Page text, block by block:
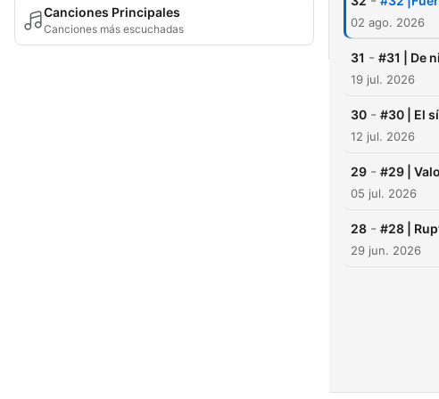
Canciones Principales
Canciones más escuchadas 02 ago. 2026
31 - #31 | De
19 jul. 2026
30 - #30 | El
12 jul. 2026
29 - #29 |
05 jul. 2026
28 - #28 |
29 jun. 2026